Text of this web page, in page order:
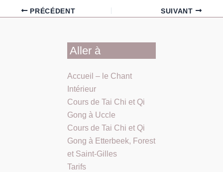
PRÉCÉDENT SUIVANT
Aller à
Accueil – le Chant
Intérieur
Cours de Tai Chi et Qi
Gong à Uccle
Cours de Tai Chi et Qi
Gong à Etterbeek, Forest
et Saint-Gilles
Tarifs